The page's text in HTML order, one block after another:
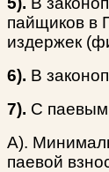
пайщиков в
издержек
6). В
7). С
А).
паевой